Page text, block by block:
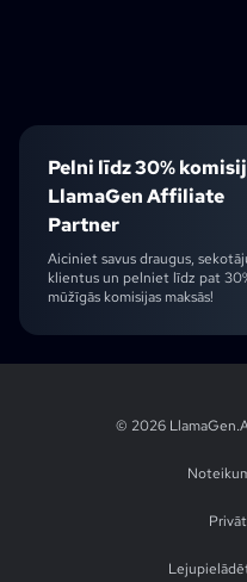
Komiksu Paneļu
Pelni līdz 30%
LlamaGen Affiliate
Partner
Aiciniet savus draugus,
klientus un pelniet līdz pat
mūžīgās komisijas maksās!
© 2026